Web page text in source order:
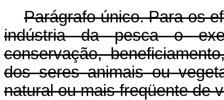
Parágrafo único. Para os
indústria da pesca o
conservação,
dos seres animais ou
natural ou mais freqüente de